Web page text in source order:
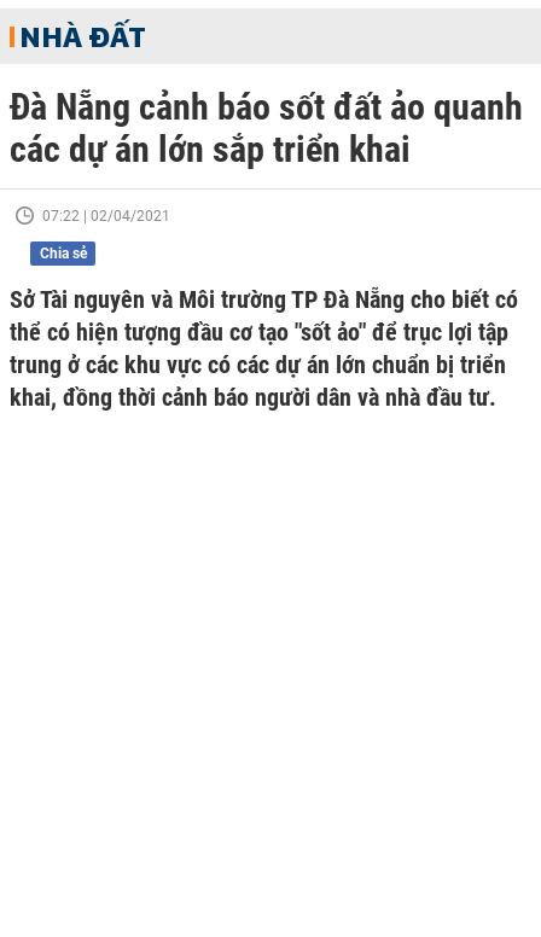
NHÀ ĐẤT
Đà Nẵng cảnh báo sốt đất ảo quanh
các dự án lớn sắp triển khai
07:22 | 02/04/2021
Chia sẻ
Sở Tài nguyên và Môi trường TP Đà Nẵng cho biết có
thể có hiện tượng đầu cơ tạo "sốt ảo" để trục lợi tập
trung ở các khu vực có các dự án lớn chuẩn bị triển
khai, đồng thời cảnh báo người dân và nhà đầu tư.